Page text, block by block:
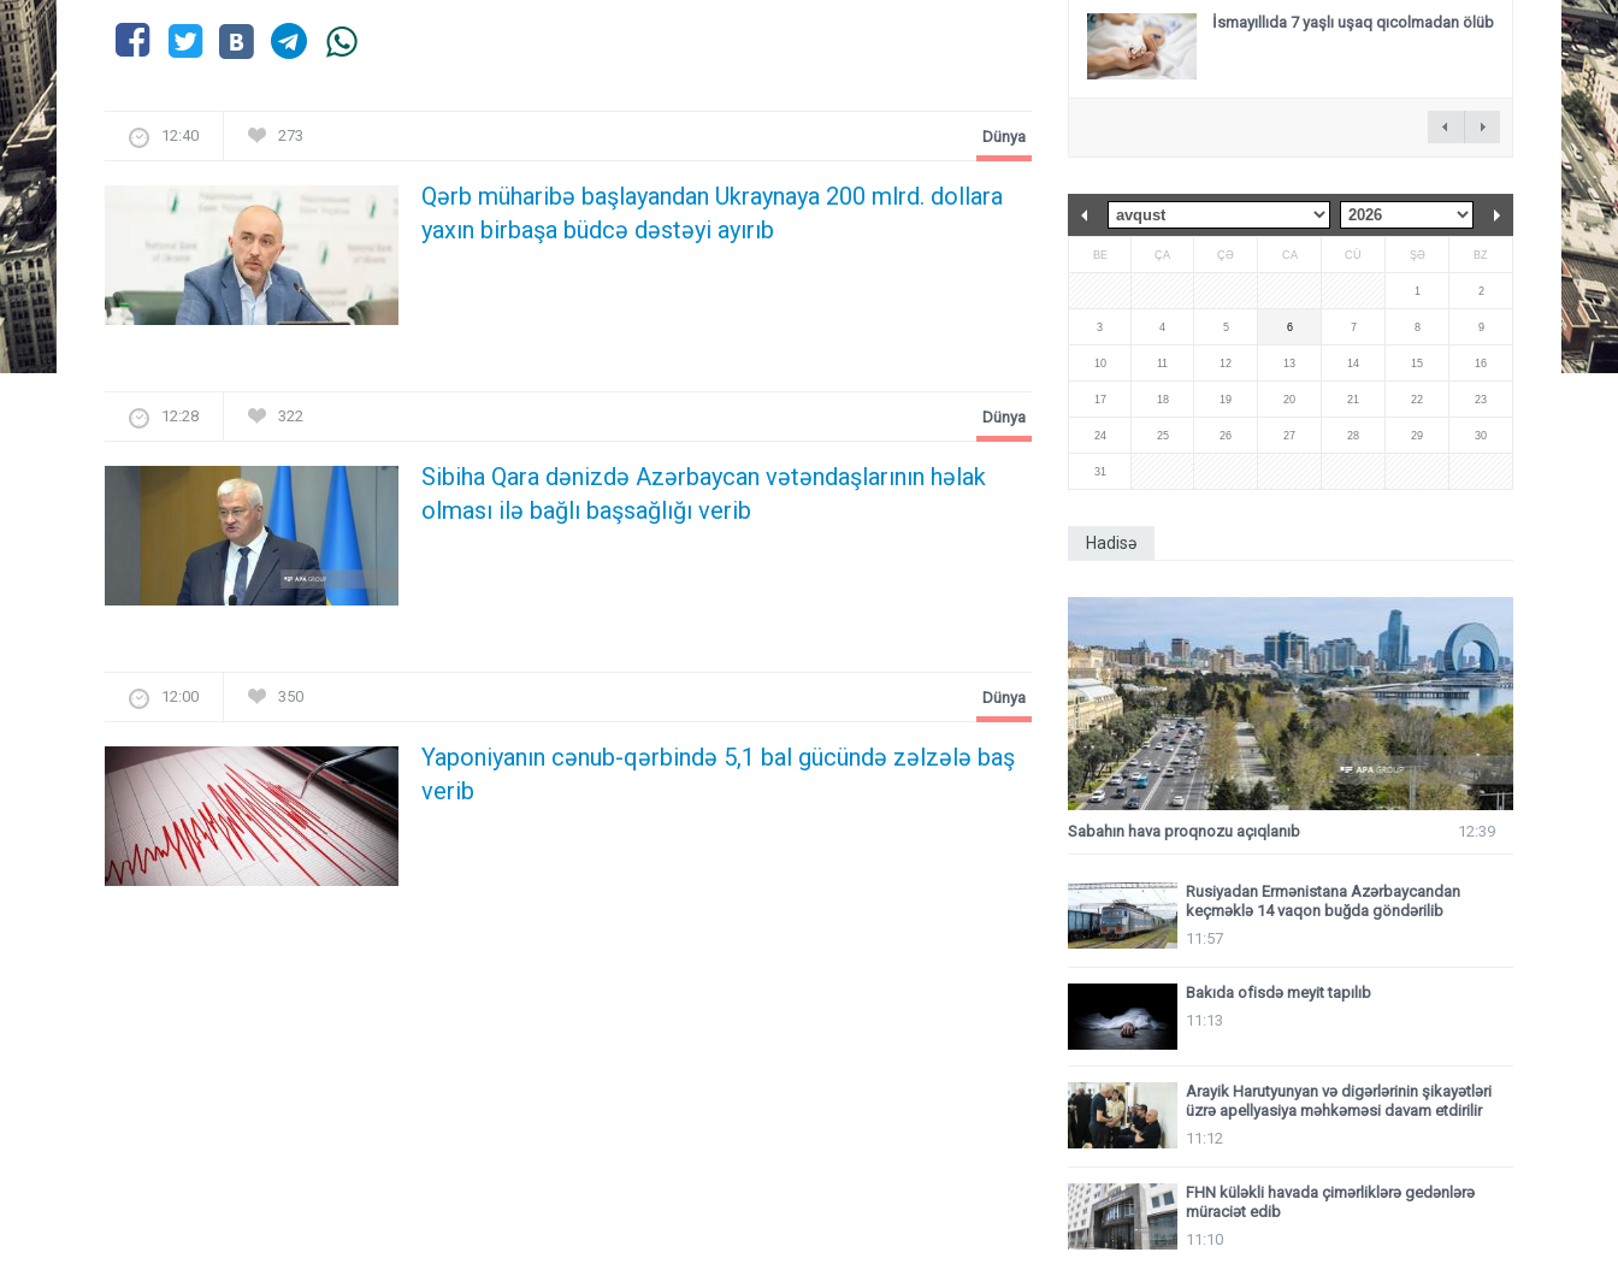
12:40 273
Qərb müharibə başlayandan Ukraynaya 200 mlrd. dollara
yaxın birbaşa büdcə dəstəyi ayırıb
Dünya
12:28 322
Sibiha Qara dənizdə Azərbaycan vətəndaşlarının həlak
olması ilə bağlı başsağlığı verib
Dünya
12:00 350
Yaponiyanın cənub-qərbində 5,1 bal gücündə zəlzələ baş
verib
Dünya
İsmayıllıda 7 yaşlı uşaq qıcolmadan ölüb
BE ÇA ÇƏ CA CÜ ŞƏ BZ
1 2
3 4 5 6 7 8 9
10 11 12 13 14 15 16
17 18 19 20 21 22 23
24 25 26 27 28 29 30
31
Hadisə
Sabahın hava proqnozu açıqlanıb 12:39
Rusiyadan Ermənistana Azərbaycandan
keçməklə 14 vaqon buğda göndərilib
11:57
Bakıda ofisdə meyit tapılıb
11:13
Arayik Harutyunyan və digərlərinin şikayətləri
üzrə apellyasiya məhkəməsi davam etdirilir
11:12
FHN küləkli havada çimərliklərə gedənlərə
müraciət edib
11:10